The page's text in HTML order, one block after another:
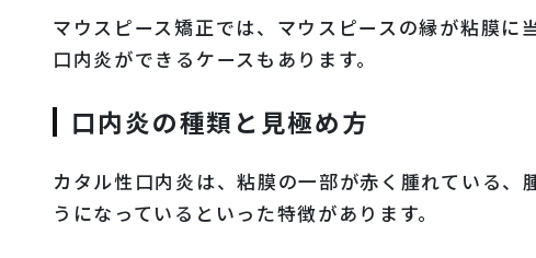
マウスピース矯正では、マウスピースの縁が粘膜に
口内炎ができるケースもあります。
口内炎の種類と見極め方
カタル性口内炎は、粘膜の一部が赤く腫れている
うになっているといった特徴があります。